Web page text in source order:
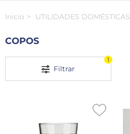
Inicio UTILIDADES DOMÉSTICAS
COPOS
Filtrar
1